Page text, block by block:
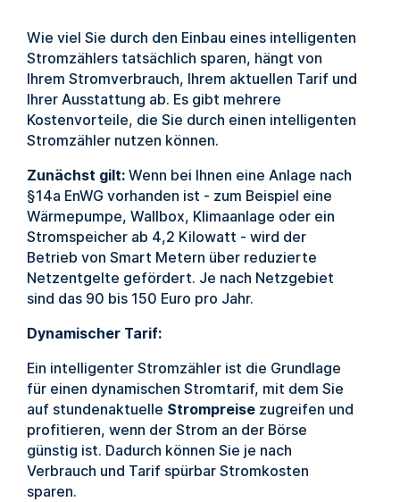
Wie viel Sie durch den Einbau eines intelligenten
Stromzählers tatsächlich sparen, hängt von
Ihrem Stromverbrauch, Ihrem aktuellen Tarif und
Ihrer Ausstattung ab. Es gibt mehrere
Kostenvorteile, die Sie durch einen intelligenten
Stromzähler nutzen können.
Zunächst gilt: Wenn bei Ihnen eine Anlage nach
§14a EnWG vorhanden ist - zum Beispiel eine
Wärmepumpe, Wallbox, Klimaanlage oder ein
Stromspeicher ab 4,2 Kilowatt - wird der
Betrieb von Smart Metern über reduzierte
Netzentgelte gefördert. Je nach Netzgebiet
sind das 90 bis 150 Euro pro Jahr.
Dynamischer Tarif:
Ein intelligenter Stromzähler ist die Grundlage
für einen dynamischen Stromtarif, mit dem Sie
auf stundenaktuelle Strompreisezugreifen und
profitieren, wenn der Strom an der Börse
günstig ist. Dadurch können Sie je nach
Verbrauch und Tarif spürbar Stromkosten
sparen.